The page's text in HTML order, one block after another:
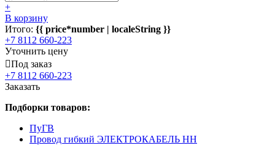
+
В корзину
Итого: {{ price*number | localeString }}
+7 8112 660-223
Уточнить цену
Под заказ
+7 8112 660-223
Заказать
Подборки товаров:
ПуГВ
Провод гибкий ЭЛЕКТРОКАБЕЛЬ НН